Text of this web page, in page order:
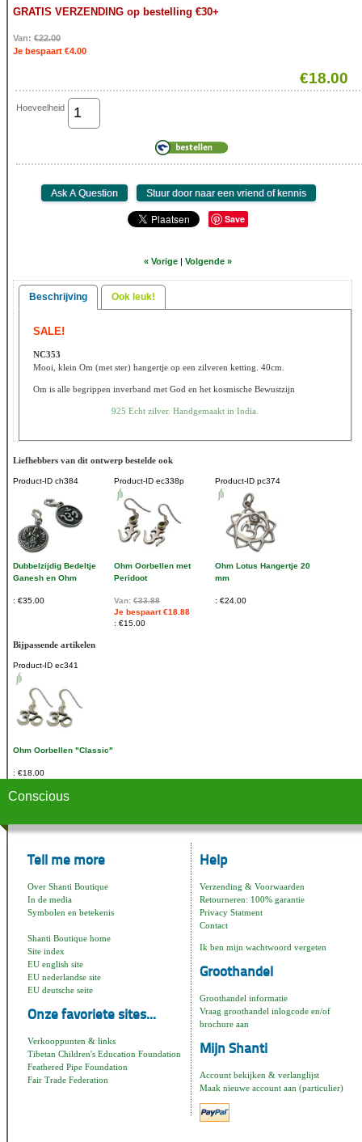
GRATIS VERZENDING op bestelling €30+
Van: €22.00
Je bespaart €4.00
€18.00
Hoeveelheid
Save
« Vorige | Volgende »
Beschrijving Ook leuk!
SALE!
NC353
Mooi, klein Om (met ster) hangertje op een zilveren ketting. 40cm.
Om is alle begrippen inverband met God en het kosmische Bewustzijn
925 Echt zilver. Handgemaakt in India.
Liefhebbers van dit ontwerp bestelde ook
Product-ID ch384
Dubbelzijdig Bedeltje
Ganesh en Ohm
€35.00
Product-ID ec338p
Ohm Oorbellen met
Peridoot
Van: €33.88
Je bespaart €18.88
€15.00
Product-ID pc374
Ohm Lotus Hangertje 20
mm
€24.00
Bijpassende artikelen
Product-ID ec341
Ohm Oorbellen "Classic"
€18.00
Conscious
Tell me more
Over Shanti Boutique
In de media
Symbolen en betekenis
Shanti Boutique home
Site index
EU english site
EU nederlandse site
EU deutsche seite
Onze favoriete sites...
Verkooppunten & links
Tibetan Children's Education Foundation
Feathered Pipe Foundation
Fair Trade Federation
Help
Verzending & Voorwaarden
Retourneren: 100% garantie
Privacy Statment
Contact
Ik ben mijn wachtwoord vergeten
Groothandel
Groothandel informatie
Vraag groothandel inlogcode en/of
brochure aan
Mijn Shanti
Account bekijken & verlanglijst
Maak nieuwe account aan (particulier)